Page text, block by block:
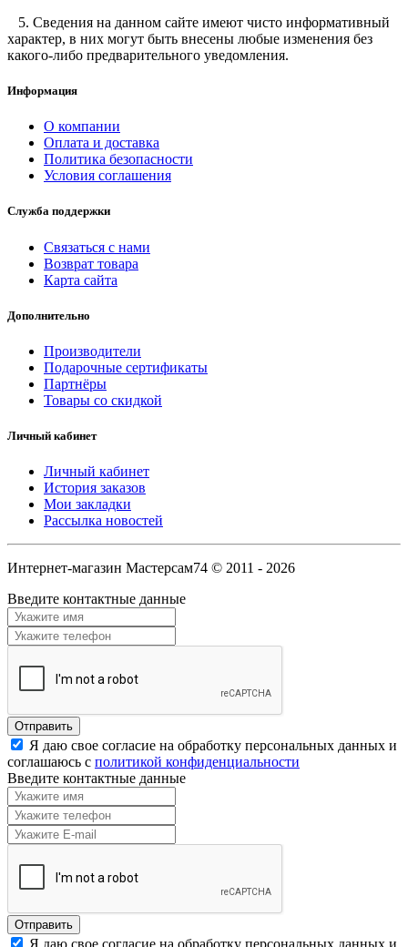
5. Сведения на данном сайте имеют чисто информативный
характер, в них могут быть внесены любые изменения без
какого-либо предварительного уведомления.
Информация
О компании
Оплата и доставка
Политика безопасности
Условия соглашения
Служба поддержки
Связаться с нами
Возврат товара
Карта сайта
Дополнительно
Производители
Подарочные сертификаты
Партнёры
Товары со скидкой
Личный кабинет
Личный кабинет
История заказов
Мои закладки
Рассылка новостей
Интернет-магазин Мастерсам74 © 2011 - 2026
Введите контактные данные
Я даю свое согласие на обработку персональных данных и
соглашаюсь с политикой конфиденциальности
Введите контактные данные